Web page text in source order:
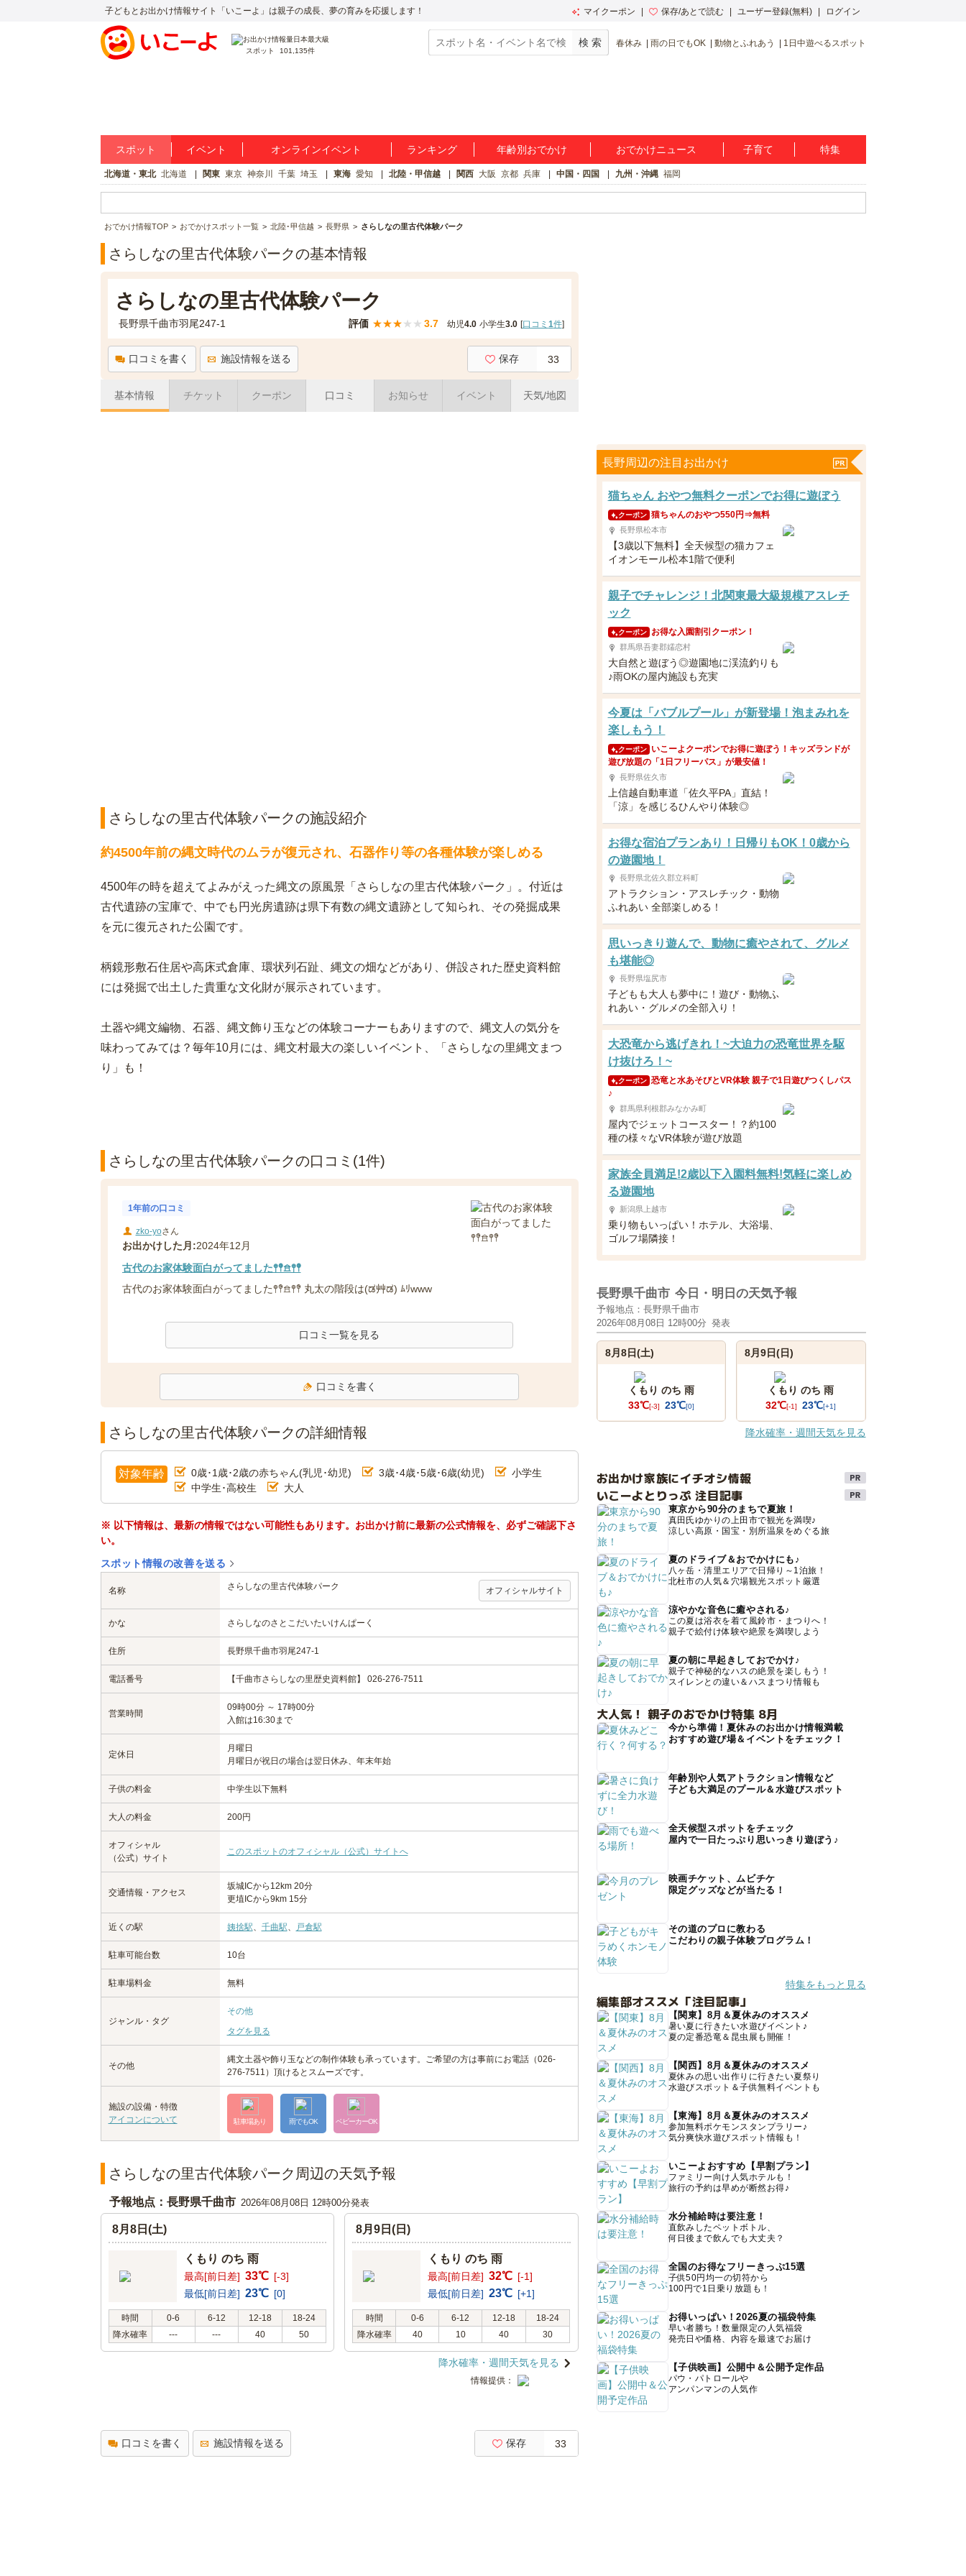
子どもとお出かけ情報サイト「いこーよ」は親子の成長、夢の育みを応援します！ マイクーポン 保存/あとで読む ユーザー登録(無料) ログイン
スポット 101,135件
春休み 雨の日でもOK 動物とふれあう 1日中遊べるスポット
スポット イベント オンラインイベント ランキング 年齢別おでかけ おでかけニュース 子育て 特集
北海道・東北 北海道 関東 東京 神奈川 千葉 埼玉 東海 愛知 北陸・甲信越 関西 大阪 京都 兵庫 中国・四国 九州・沖縄 福岡
おでかけ情報TOP おでかけスポット一覧 北陸･甲信越 長野県 さらしなの里古代体験パーク
さらしなの里古代体験パークの基本情報
さらしなの里古代体験パーク
長野県千曲市羽尾247-1 評価 ★★★★ ★ 3.7 幼児4.0 小学生3.0 [口コミ 1件]
口コミを書く 施設情報を送る 保存 33
基本情報 チケット クーポン 口コミ お知らせ イベント 天気/地図
さらしなの里古代体験パークの施設紹介
約4500年前の縄文時代のムラが復元され、石器作り等の各種体験が楽しめる
4500年の時を超えてよみがえった縄文の原風景「さらしなの里古代体験パーク」。付近は
古代遺跡の宝庫で、中でも円光房遺跡は県下有数の縄文遺跡として知られ、その発掘成果
を元に復元された公園です。
柄鏡形敷石住居や高床式倉庫、環状列石趾、縄文の畑などがあり、併設された歴史資料館
には発掘で出土した貴重な文化財が展示されています。
土器や縄文編物、石器、縄文飾り玉などの体験コーナーもありますので、縄文人の気分を
味わってみては？毎年10月には、縄文村最大の楽しいイベント、「さらしなの里縄文まつ
り」も！
さらしなの里古代体験パークの口コミ(1件)
1年前の口コミ
zko-yoさん
お出かけした月:2024年12月
古代のお家体験面白がってました𖤣𖤥𖠿𖤣𖤥
古代のお家体験面白がってました𖤣𖤥𖠿𖤣𖤥 丸太の階段は(ಡ艸ಡ) ﾑﾘwww
口コミ一覧を見る
口コミを書く
さらしなの里古代体験パークの詳細情報
対象年齢 0歳･1歳･2歳の赤ちゃん(乳児･幼児) 3歳･4歳･5歳･6歳(幼児)
小学生
中学生･高校生
大人
※ 以下情報は、最新の情報ではない可能性もあります。お出かけ前に最新の公式情報を、必ずご確認下さ
い。
スポット情報の改善を送る
名称 さらしなの里古代体験パーク オフィシャルサイト
かな さらしなのさとこだいたいけんぱーく
住所 長野県千曲市羽尾247-1
電話番号 【千曲市さらしなの里歴史資料館】 026-276-7511
営業時間
09時00分 ～ 17時00分
入館は16:30まで
定休日
月曜日
月曜日が祝日の場合は翌日休み、年末年始
子供の料金 中学生以下無料
大人の料金 200円
オフィシャル
（公式）サイト
このスポットのオフィシャル（公式）サイトへ
交通情報・アクセス
坂城ICから12km 20分
更埴ICから9km 15分
近くの駅 姨捨駅、 千曲駅、 戸倉駅
駐車可能台数 10台
駐車場料金 無料
ジャンル・タグ
その他
タグを見る
その他
縄文土器や飾り玉などの制作体験も承っています。ご希望の方は事前にお電話（026-
276-7511）頂けるとスムーズです。
施設の設備・特徴
アイコンについて
駐車場あり 雨でもOK ベビーカーOK
さらしなの里古代体験パーク周辺の天気予報
予報地点：長野県千曲市 2026年08月08日 12時00分発表
8月8日(土)
くもり のち 雨
最高[前日差] 33℃ [-3]
最低[前日差] 23℃ [0]
時間 0-6 6-12 12-18
18-24
降水確率
--- --- 40 50
8月9日(日)
くもり のち 雨
最高[前日差] 32℃ [-1]
最低[前日差] 23℃ [+1]
時間 0-6 6-12 12-18
18-24
降水確率
40 10 40 30
降水確率・週間天気を見る
情報提供：
口コミを書く 施設情報を送る 保存 33
長野周辺の注目お出かけ
猫ちゃん おやつ無料クーポンでお得に遊ぼう
クーポン 猫ちゃんのおやつ550円⇒無料
長野県松本市
【3歳以下無料】全天候型の猫カフェ
イオンモール松本1階で便利
親子でチャレンジ！北関東最大級規模アスレチ
ック
クーポン お得な入園割引クーポン！
群馬県吾妻郡嬬恋村
大自然と遊ぼう◎遊園地に渓流釣りも
♪雨OKの屋内施設も充実
今夏は「バブルプール」が新登場！泡まみれを
楽しもう！
クーポン
いこーよクーポンでお得に遊ぼう！キッズランドが
遊び放題の「1日フリーパス」が最安値！
長野県佐久市
上信越自動車道「佐久平PA」直結！
「涼」を感じるひんやり体験◎
お得な宿泊プランあり！日帰りもOK！0歳から
の遊園地！
長野県北佐久郡立科町
アトラクション・アスレチック・動物
ふれあい 全部楽しめる！
思いっきり遊んで、動物に癒やされて、グルメ
も堪能◎
長野県塩尻市
子どもも大人も夢中に！遊び・動物ふ
れあい・グルメの全部入り！
大恐竜から逃げきれ！~大迫力の恐竜世界を駆
け抜けろ！~
クーポン 恐竜と水あそびとVR体験 親子で1日遊びつくしパス
♪
群馬県利根郡みなかみ町
屋内でジェットコースター！？約100
種の様々なVR体験が遊び放題
家族全員満足!2歳以下入園料無料!気軽に楽しめ
る遊園地
新潟県上越市
乗り物もいっぱい！ホテル、大浴場、
ゴルフ場隣接！
長野県千曲市 今日・明日の天気予報
予報地点：長野県千曲市
2026年08月08日 12時00分 発表
8月8日(土)
くもり のち 雨
33℃[-3] 23℃[0]
8月9日(日)
くもり のち 雨
32℃[-1] 23℃[+1]
降水確率・週間天気を見る
お出かけ家族にイチオシ情報
いこーよとりっぷ 注目記事
東京から90分のまちで夏旅！
真田氏ゆかりの上田市で観光を満喫♪
涼しい高原・国宝・別所温泉をめぐる旅
夏のドライブ＆おでかけにも♪
八ヶ岳・清里エリアで日帰り～1泊旅！
北杜市の人気＆穴場観光スポット厳選
涼やかな音色に癒やされる♪
この夏は浴衣を着て風鈴市・まつりへ！
親子で絵付け体験や絶景を満喫しよう
夏の朝に早起きしておでかけ♪
親子で神秘的なハスの絶景を楽しもう！
スイレンとの違い＆ハスまつり情報も
大人気！ 親子のおでかけ特集 8月
今から準備！夏休みのお出かけ情報満載
おすすめ遊び場＆イベントをチェック！
年齢別や人気アトラクション情報など
子ども大満足のプール＆水遊びスポット
全天候型スポットをチェック
屋内で一日たっぷり思いっきり遊ぼう♪
映画チケット、ムビチケ
限定グッズなどが当たる！
その道のプロに教わる
こだわりの親子体験プログラム！
特集をもっと見る
編集部オススメ「注目記事」
【関東】8月＆夏休みのオススメ
暑い夏に行きたい水遊びイベント♪
夏の定番恐竜＆昆虫展も開催！
【関西】8月＆夏休みのオススメ
夏休みの思い出作りに行きたい夏祭り
水遊びスポット＆子供無料イベントも
【東海】8月＆夏休みのオススメ
参加無料ポケモンスタンプラリー♪
気分爽快水遊びスポット情報も！
いこーよおすすめ【早割プラン】
ファミリー向け人気ホテルも！
旅行の予約は早めが断然お得♪
水分補給時は要注意！
直飲みしたペットボトル、
何日後まで飲んでも大丈夫？
全国のお得なフリーきっぷ15選
子供50円均一の切符から
100円で1日乗り放題も！
お得いっぱい！2026夏の福袋特集
早い者勝ち！数量限定の人気福袋
発売日や価格、内容を最速でお届け
【子供映画】公開中＆公開予定作品
パウ・パトロールや
アンパンマンの人気作